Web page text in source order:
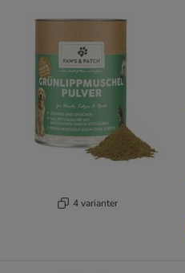
4 varianter